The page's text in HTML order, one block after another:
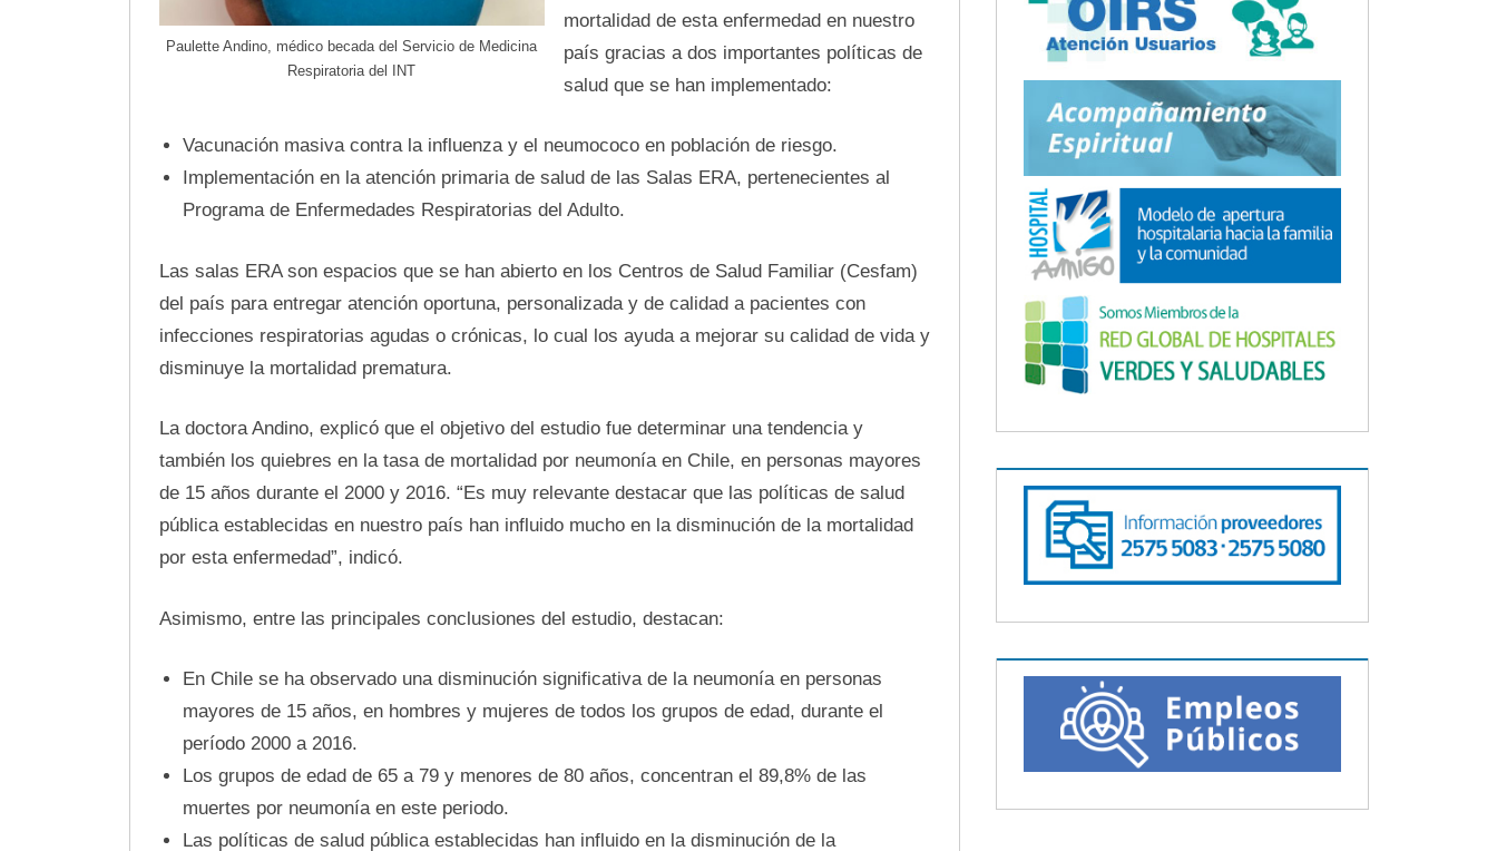
Paulette Andino, médico becada del Servicio de Medicina
Respiratoria del INT
mortalidad de esta enfermedad en nuestro
país gracias a dos importantes políticas de
salud que se han implementado:
Vacunación masiva contra la influenza y el neumococo en población de riesgo.
Implementación en la atención primaria de salud de las Salas ERA, pertenecientes al
Programa de Enfermedades Respiratorias del Adulto.
Las salas ERA son espacios que se han abierto en los Centros de Salud Familiar (Cesfam)
del país para entregar atención oportuna, personalizada y de calidad a pacientes con
infecciones respiratorias agudas o crónicas, lo cual los ayuda a mejorar su calidad de vida y
disminuye la mortalidad prematura.
La doctora Andino, explicó que el objetivo del estudio fue determinar una tendencia y
también los quiebres en la tasa de mortalidad por neumonía en Chile, en personas mayores
de 15 años durante el 2000 y 2016. “Es muy relevante destacar que las políticas de salud
pública establecidas en nuestro país han influido mucho en la disminución de la mortalidad
por esta enfermedad”, indicó.
Asimismo, entre las principales conclusiones del estudio, destacan:
En Chile se ha observado una disminución significativa de la neumonía en personas
mayores de 15 años, en hombres y mujeres de todos los grupos de edad, durante el
período 2000 a 2016.
Los grupos de edad de 65 a 79 y menores de 80 años, concentran el 89,8% de las
muertes por neumonía en este periodo.
Las políticas de salud pública establecidas han influido en la disminución de la